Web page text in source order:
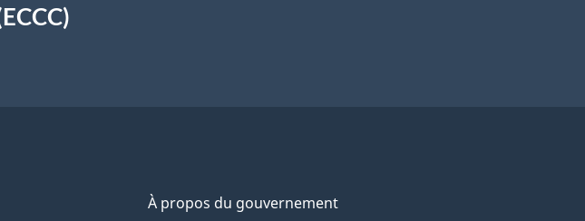
À propos du gouvernement